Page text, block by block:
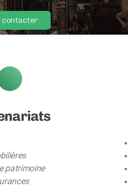
contacter
patrimoine